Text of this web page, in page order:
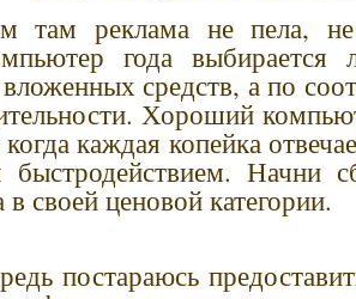
там реклама не пела,
года
вложенных средств, а по
Хороший
каждая копейка
Начни
своей ценовой категории.
постараюсь